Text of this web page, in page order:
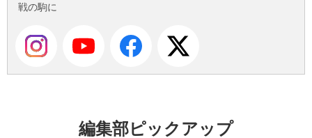
戦の駒に
編集部ピックアップ